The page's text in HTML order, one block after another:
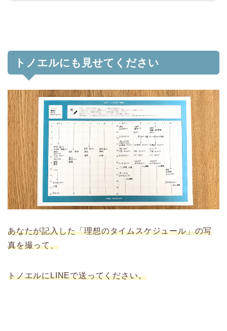
トノエルにも見せてください
あなたが記入した「理想のタイムスケジュール」の写
真を撮って、
トノエルにLINEで送ってください。